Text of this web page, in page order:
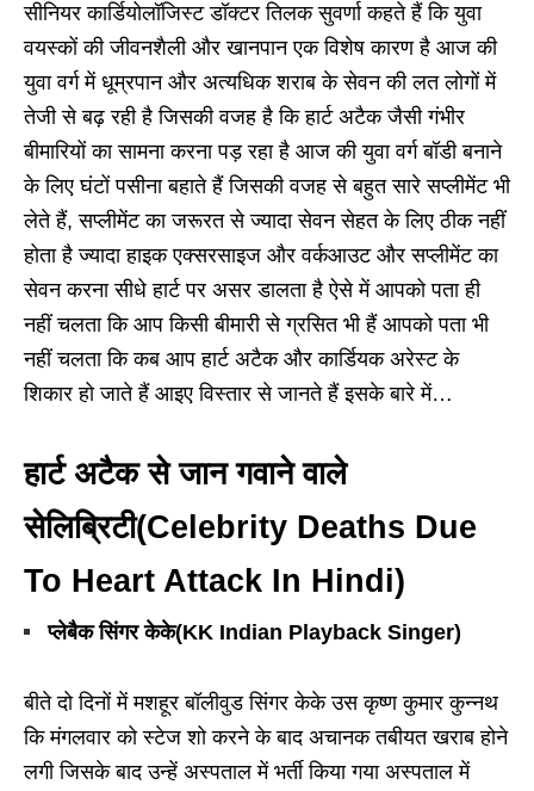
सीनियर कार्डियोलॉजिस्ट डॉक्टर तिलक सुवर्णा कहते हैं कि युवा
वयस्कों की जीवनशैली और खानपान एक विशेष कारण है आज की
युवा वर्ग में धूम्रपान और अत्यधिक शराब के सेवन की लत लोगों में
तेजी से बढ़ रही है जिसकी वजह है कि हार्ट अटैक जैसी गंभीर
बीमारियों का सामना करना पड़ रहा है आज की युवा वर्ग बॉडी बनाने
के लिए घंटों पसीना बहाते हैं जिसकी वजह से बहुत सारे सप्लीमेंट भी
लेते हैं, सप्लीमेंट का जरूरत से ज्यादा सेवन सेहत के लिए ठीक नहीं
होता है ज्यादा हाइक एक्सरसाइज और वर्कआउट और सप्लीमेंट का
सेवन करना सीधे हार्ट पर असर डालता है ऐसे में आपको पता ही
नहीं चलता कि आप किसी बीमारी से ग्रसित भी हैं आपको पता भी
नहीं चलता कि कब आप हार्ट अटैक और कार्डियक अरेस्ट के
शिकार हो जाते हैं आइए विस्तार से जानते हैं इसके बारे में…
हार्ट अटैक से जान गवाने वाले
सेलिब्रिटी(Celebrity Deaths Due
To Heart Attack In Hindi)
प्लेबैक सिंगर केके(KK Indian Playback Singer)
बीते दो दिनों में मशहूर बॉलीवुड सिंगर केके उस कृष्ण कुमार कुन्नथ
कि मंगलवार को स्टेज शो करने के बाद अचानक तबीयत खराब होने
लगी जिसके बाद उन्हें अस्पताल में भर्ती किया गया अस्पताल में